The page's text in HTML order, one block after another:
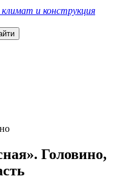
и конструкция
Головино,